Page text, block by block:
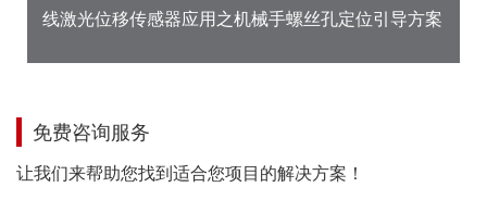
线激光位移传感器应用之机械手螺丝孔定位引导方案
免费咨询服务
让我们来帮助您找到适合您项目的解决方案！